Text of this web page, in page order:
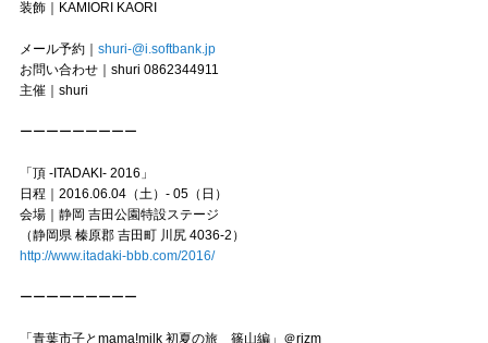
装飾｜KAMIORI KAORI
メール予約｜ shuri-@i.softbank.jp
お問い合わせ｜shuri 0862344911
主催｜shuri
ーーーーーーーーー
「頂 -ITADAKI- 2016」
日程｜2016.06.04（土）- 05（日）
会場｜静岡 吉田公園特設ステージ
（静岡県 榛原郡 吉田町 川尻 4036-2）
http://www.itadaki-bbb.com/2016/
ーーーーーーーーー
「青葉市子とmama!milk 初夏の旅 篠山編」＠rizm